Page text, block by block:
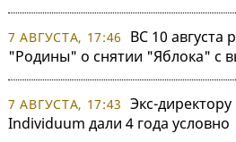
7 АВГУСТА, 17:46
ВС 10 августа
"Родины" о снятии "Яблока" с
7 АВГУСТА, 17:43 Экс-
Individuum дали 4 года условно